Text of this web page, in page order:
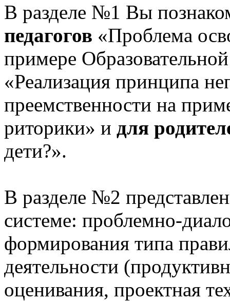
В разделе №1 Вы
педагогов «Проблема
примере
«Реализация принципа
преемственности на
риторики» и для
дети?».
В разделе №2
системе: проблемно-
формирования типа
деятельности
оценивания, проектная